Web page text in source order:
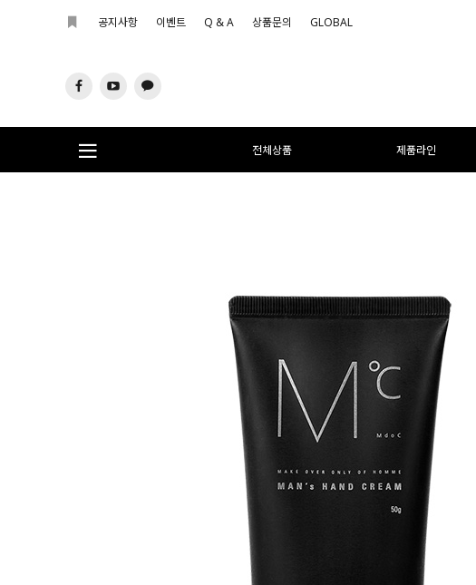
공지사항 이벤트 Q & A 상품문의 GLOBAL
전체상품 제품라인